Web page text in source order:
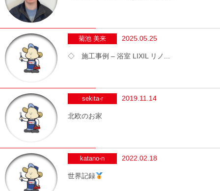
菊池 美来 2025.05.25
◇ 施工事例 – 浴室 LIXIL リノ...
sekita-r 2019.11.14
北欧のお家
katano-n 2022.02.18
世界記録